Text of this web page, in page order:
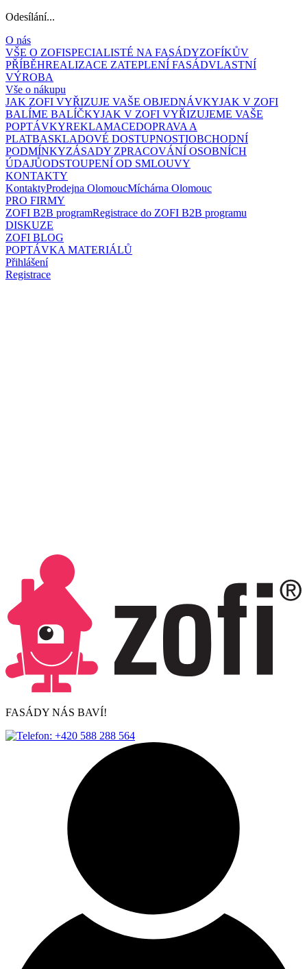
Odesílání...
O nás
VŠE O ZOFISPECIALISTÉ NA FASÁDYZOFÍKŮV
PŘÍBĚHREALIZACE ZATEPLENÍ FASÁDVLASTNÍ
VÝROBA
Vše o nákupu
JAK ZOFI VYŘIZUJE VAŠE OBJEDNÁVKYJAK V ZOFI
BALÍME BALÍČKYJAK V ZOFI VYŘIZUJEME VAŠE
POPTÁVKYREKLAMACEDOPRAVA A
PLATBASKLADOVÉ DOSTUPNOSTIOBCHODNÍ
PODMÍNKYZÁSADY ZPRACOVÁNÍ OSOBNÍCH
ÚDAJŮODSTOUPENÍ OD SMLOUVY
KONTAKTY
KontaktyProdejna OlomoucMíchárna Olomouc
PRO FIRMY
ZOFI B2B programRegistrace do ZOFI B2B programu
DISKUZE
ZOFI BLOG
POPTÁVKA MATERIÁLŮ
Přihlášení
Registrace
FASÁDY NÁS BAVÍ!